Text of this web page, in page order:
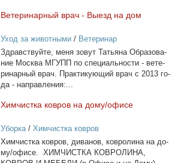
Ве­те­ри­нар­ный врач - Вы­езд на дом
Уход за животными/ Ветеринар
Здрав­ствуй­те, ме­ня зо­вут Та­тья­на Об­ра­зо­ва­
ние Москва МГУПП по спе­ци­аль­но­сти - ве­те­
ри­нар­ный врач. Прак­ти­ку­ю­щий врач с 2013 го­
да - на­прав­ле­ния:...
Хим­чист­ка ков­ров на до­му/офи­се
Уборка/ Химчистка ковров
Хим­чист­ка ков­ров, ди­ва­нов, ков­ро­ли­на на до­
му/офи­се. ХИМЧИСТКА КОВРОЛИНА,